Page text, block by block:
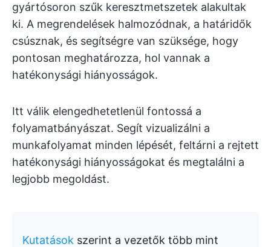
gyártósoron szűk keresztmetszetek alakultak
ki. A megrendelések halmozódnak, a határidők
csúsznak, és segítségre van szüksége, hogy
pontosan meghatározza, hol vannak a
hatékonysági hiányosságok.
Itt válik elengedhetetlenül fontossá a
folyamatbányászat. Segít vizualizálni a
munkafolyamat minden lépését, feltárni a rejtett
hatékonysági hiányosságokat és megtalálni a
legjobb megoldást.
Kutatások szerint a vezetők több mint